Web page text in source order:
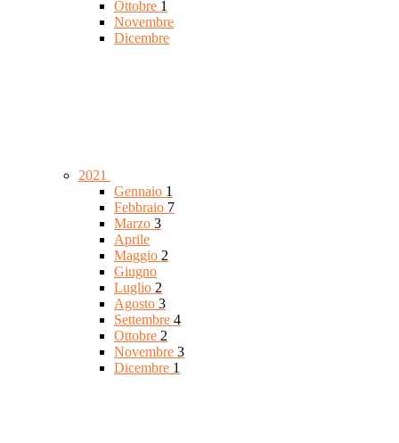
Ottobre 1
Novembre
Dicembre
2021
Gennaio 1
Febbraio 7
Marzo 3
Aprile
Maggio 2
Giugno
Luglio 2
Agosto 3
Settembre 4
Ottobre 2
Novembre 3
Dicembre 1